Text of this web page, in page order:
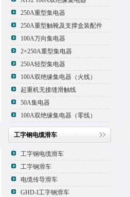
250A重型集电器
250A重型触靴及支撑盒装配件
100A万向集电器
2×250A重型集电器
250A轻型集电器
100A双绝缘集电器（火线）
起重机无接缝滑触线
50A集电器
100A双绝缘集电器（零线）
工字钢电缆滑车
工字钢电缆滑车
工字钢滑车
电缆传导滑车
GHD-I工字钢滑车